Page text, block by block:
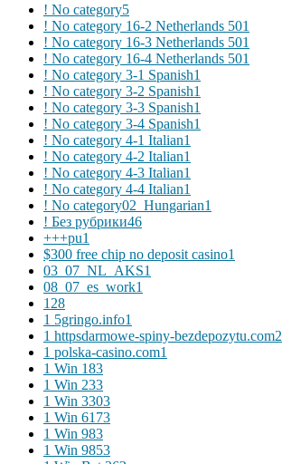
! No category5
! No category 16-2 Netherlands 501
! No category 16-3 Netherlands 501
! No category 16-4 Netherlands 501
! No category 3-1 Spanish1
! No category 3-2 Spanish1
! No category 3-3 Spanish1
! No category 3-4 Spanish1
! No category 4-1 Italian1
! No category 4-2 Italian1
! No category 4-3 Italian1
! No category 4-4 Italian1
! No category02_Hungarian1
! Без рубрики46
+++pu1
$300 free chip no deposit casino1
03_07_NL_AKS1
08_07_es_work1
1 28
1 5gringo.info1
1 httpsdarmowe-spiny-bezdepozytu.com2
1 polska-casino.com1
1 Win 183
1 Win 233
1 Win 3303
1 Win 6173
1 Win 983
1 Win 9853